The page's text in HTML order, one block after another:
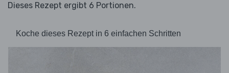
Dieses Rezept ergibt 6 Portionen.
Koche dieses Rezept in 6 einfachen Schritten